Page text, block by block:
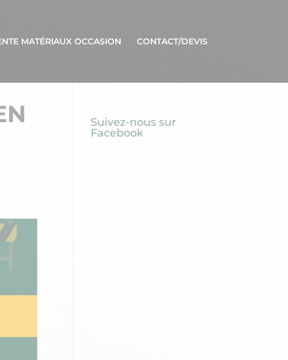
MATÉRIAUX OCCASION CONTACT/DEVIS
Suivez-nous sur
Facebook